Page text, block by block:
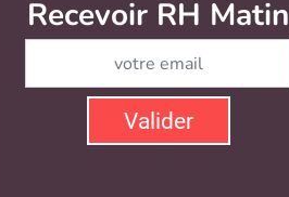
Recevoir RH Matin
Valider